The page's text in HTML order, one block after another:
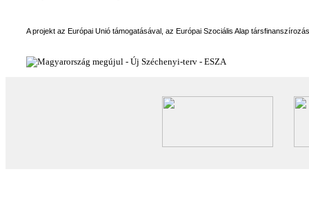
A projekt az Európai Unió támogatásával, az Európai Szociális Alap